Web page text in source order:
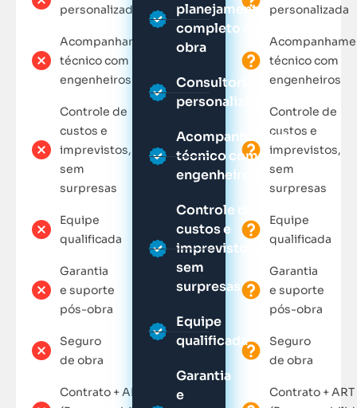
personalizada
Acompanhamento
técnico com
engenheiros
Controle de
custos e
imprevistos,
sem
surpresas
Equipe
qualificada
Garantia
e suporte
pós-obra
Seguro
de obra
Contrato + ART
planejamento
completo da
obra
Consultoria
personalizada
Acompanhamento
técnico com
engenheiros
Controle de
custos e
imprevistos,
sem
surpresas
Equipe
qualificada
Garantia
e
personalizada
técnico com
engenheiros
Controle de
custos e
imprevistos,
sem
surpresas
Equipe
qualificada
Garantia
e suporte
pós-obra
Seguro
de obra
Contrato + ART